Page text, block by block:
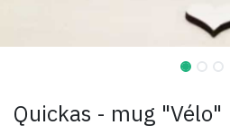
Quickas - mug "Vélo"